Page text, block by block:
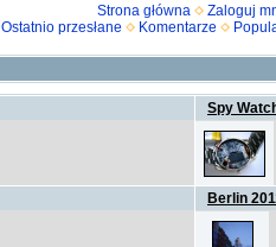
Strona główna
Zaloguj
Ostatnio przesłane Komentarze
Spy
Berlin